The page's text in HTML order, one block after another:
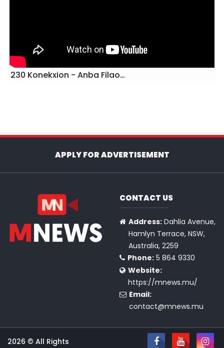
230 Konekxion - Anba Filao…
APPLY FOR ADVERTISEMENT
CONTACT US
Address: Dahlia Avenue,
Hamlyn Terrace, NSW,
Australia, 2259
Phone: 5 864 9330
Website:
https://mnews.mu/
Email:
contact@mnews.mu
2026 © All Rights